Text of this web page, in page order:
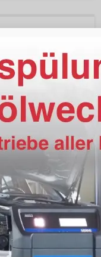
Trend 115PS DSG AppConnect+Sitzheizung+PDC+Alu16+LED+DAB+FrontAssist
Neuwagen
[6U6U] Ascotgrau